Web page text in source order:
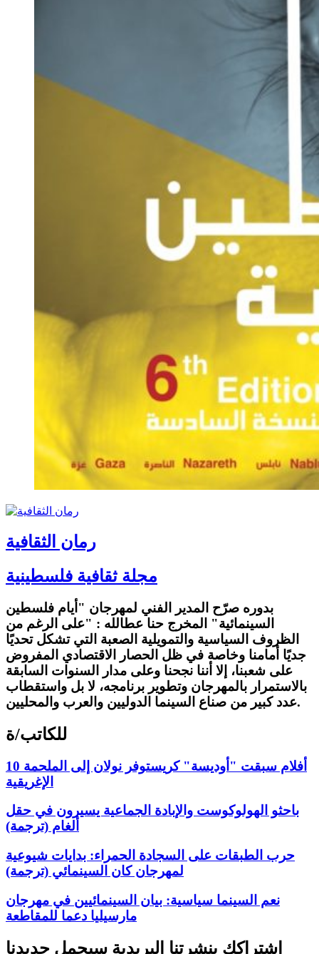
رمان الثقافية
مجلة ثقافية فلسطينية
بدوره صرّح المدير الفني لمهرجان "أيام فلسطين
السينمائية" المخرج حنا عطالله : "على الرغم من
الظروف السياسية والتمويلية الصعبة التي تشكل تحديًا
جديًا أمامنا وخاصة في ظل الحصار الاقتصادي المفروض
على شعبنا، إلا أننا نجحنا وعلى مدار السنوات السابقة
بالاستمرار بالمهرجان وتطوير برنامجه، لا بل واستقطاب
عدد كبير من صناع السينما الدوليين والعرب والمحليين.
للكاتب/ة
10 أفلام سبقت "أوديسة" كريستوفر نولان إلى الملحمة
الإغريقية
باحثو الهولوكوست والإبادة الجماعية يسيرون في حقل
ألغام (ترجمة)
حرب الطبقات على السجادة الحمراء: بدايات شيوعية
لمهرجان كان السينمائي (ترجمة)
نعم السينما سياسية: بيان السينمائيين في مهرجان
مارسيليا دعما للمقاطعة
اشتراكك بنشرتنا البريدية سيحمل جديدنا